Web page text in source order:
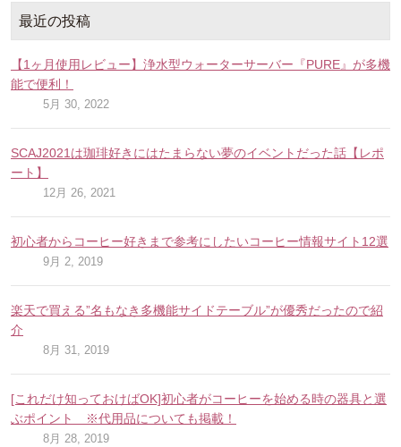
最近の投稿
【1ヶ月使用レビュー】浄水型ウォーターサーバー『PURE』が多機
能で便利！
5月 30, 2022
SCAJ2021は珈琲好きにはたまらない夢のイベントだった話【レポ
ート】
12月 26, 2021
初心者からコーヒー好きまで参考にしたいコーヒー情報サイト12選
9月 2, 2019
楽天で買える”名もなき多機能サイドテーブル”が優秀だったので紹
介
8月 31, 2019
[これだけ知っておけばOK]初心者がコーヒーを始める時の器具と選
ぶポイント ※代用品についても掲載！
8月 28, 2019